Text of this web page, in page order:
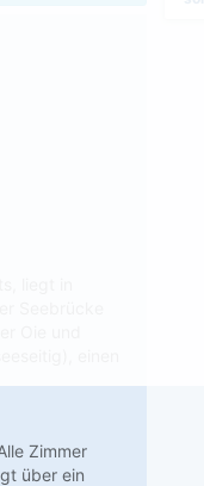
Zimmer
über ein